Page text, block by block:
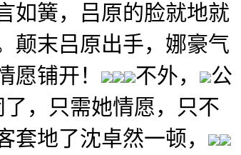
如簧，吕原的脸就地就
颠末吕原出手，娜豪气
铺开！
不外，
公
，只需她情愿，只不
地了沈卓然一顿，